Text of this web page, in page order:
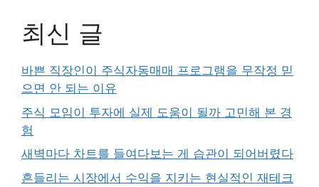
최신 글
바쁜 직장인이 주식자동매매 프로그램을 무작정 믿
으면 안 되는 이유
주식 모임이 투자에 실제 도움이 될까 고민해 본 경
험
새벽마다 차트를 들여다보는 게 습관이 되어버렸다
흔들리는 시장에서 수익을 지키는 현실적인 재테크